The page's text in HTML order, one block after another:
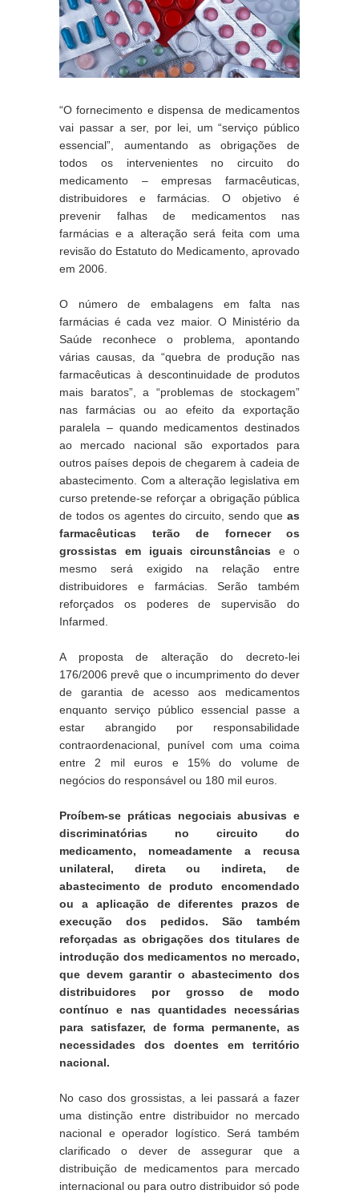
“O fornecimento e dispensa de medicamentos
vai passar a ser, por lei, um “serviço público
essencial”, aumentando as obrigações de
todos os intervenientes no circuito do
medicamento – empresas farmacêuticas,
distribuidores e farmácias. O objetivo é
prevenir falhas de medicamentos nas
farmácias e a alteração será feita com uma
revisão do Estatuto do Medicamento, aprovado
em 2006.
O número de embalagens em falta nas
farmácias é cada vez maior. O Ministério da
Saúde reconhece o problema, apontando
várias causas, da “quebra de produção nas
farmacêuticas à descontinuidade de produtos
mais baratos”, a “problemas de stockagem”
nas farmácias ou ao efeito da exportação
paralela – quando medicamentos destinados
ao mercado nacional são exportados para
outros países depois de chegarem à cadeia de
abastecimento. Com a alteração legislativa em
curso pretende-se reforçar a obrigação pública
de todos os agentes do circuito, sendo que as
farmacêuticas terão de fornecer os
grossistas em iguais circunstâncias e o
mesmo será exigido na relação entre
distribuidores e farmácias. Serão também
reforçados os poderes de supervisão do
Infarmed.
A proposta de alteração do decreto-lei
176/2006 prevê que o incumprimento do dever
de garantia de acesso aos medicamentos
enquanto serviço público essencial passe a
estar abrangido por responsabilidade
contraordenacional, punível com uma coima
entre 2 mil euros e 15% do volume de
negócios do responsável ou 180 mil euros.
Proíbem-se práticas negociais abusivas e
discriminatórias no circuito do
medicamento, nomeadamente a recusa
unilateral, direta ou indireta, de
abastecimento de produto encomendado
ou a aplicação de diferentes prazos de
execução dos pedidos. São também
reforçadas as obrigações dos titulares de
introdução dos medicamentos no mercado,
que devem garantir o abastecimento dos
distribuidores por grosso de modo
contínuo e nas quantidades necessárias
para satisfazer, de forma permanente, as
necessidades dos doentes em território
nacional.
No caso dos grossistas, a lei passará a fazer
uma distinção entre distribuidor no mercado
nacional e operador logístico. Será também
clarificado o dever de assegurar que a
distribuição de medicamentos para mercado
internacional ou para outro distribuidor só pode